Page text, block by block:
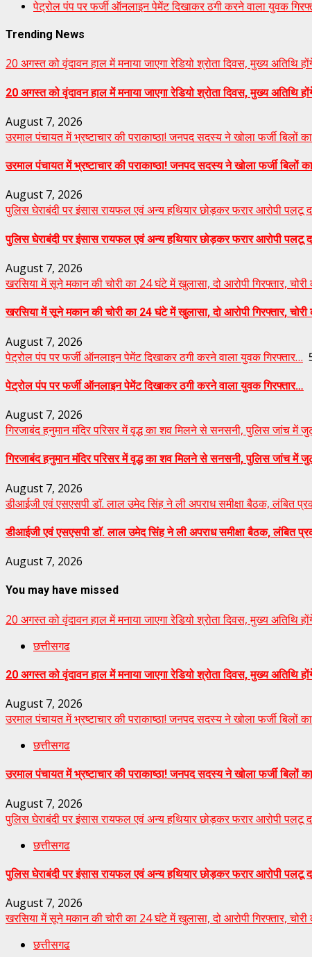
पेट्रोल पंप पर फर्जी ऑनलाइन पेमेंट दिखाकर ठगी करने वाला युवक
Trending News
20 अगस्त को वृंदावन हाल में मनाया जाएगा रेडियो श्रोता दिवस, मुख्य अतिथि
20 अगस्त को वृंदावन हाल में मनाया जाएगा रेडियो श्रोता दिवस, मुख्य अतिथि
August 7, 2026
उरमाल पंचायत में भ्रष्टाचार की पराकाष्ठा! जनपद सदस्य ने खोला फर्जी बिलों
उरमाल पंचायत में भ्रष्टाचार की पराकाष्ठा! जनपद सदस्य ने खोला फर्जी बिलों
August 7, 2026
पुलिस घेराबंदी पर इंसास रायफल एवं अन्य हथियार छोड़कर फरार आरोपी
पुलिस घेराबंदी पर इंसास रायफल एवं अन्य हथियार छोड़कर फरार आरोपी
August 7, 2026
खरसिया में सूने मकान की चोरी का 24 घंटे में खुलासा, दो आरोपी गिरफ्तार, चोरी
खरसिया में सूने मकान की चोरी का 24 घंटे में खुलासा, दो आरोपी गिरफ्तार, चोरी
August 7, 2026
पेट्रोल पंप पर फर्जी ऑनलाइन पेमेंट दिखाकर ठगी करने वाला युवक गिरफ्तार…
पेट्रोल पंप पर फर्जी ऑनलाइन पेमेंट दिखाकर ठगी करने वाला युवक गिरफ्तार…
August 7, 2026
गिरजाबंद हनुमान मंदिर परिसर में वृद्ध का शव मिलने से सनसनी, पुलिस जांच में
गिरजाबंद हनुमान मंदिर परिसर में वृद्ध का शव मिलने से सनसनी, पुलिस जांच में
August 7, 2026
डीआईजी एवं एसएसपी डाॅ. लाल उमेद सिंह ने ली अपराध समीक्षा बैठक, लंबित
डीआईजी एवं एसएसपी डाॅ. लाल उमेद सिंह ने ली अपराध समीक्षा बैठक, लंबित
August 7, 2026
You may have missed
20 अगस्त को वृंदावन हाल में मनाया जाएगा रेडियो श्रोता दिवस, मुख्य अतिथि
छत्तीसगढ
20 अगस्त को वृंदावन हाल में मनाया जाएगा रेडियो श्रोता दिवस, मुख्य अतिथि
August 7, 2026
उरमाल पंचायत में भ्रष्टाचार की पराकाष्ठा! जनपद सदस्य ने खोला फर्जी बिलों
छत्तीसगढ
उरमाल पंचायत में भ्रष्टाचार की पराकाष्ठा! जनपद सदस्य ने खोला फर्जी बिलों
August 7, 2026
पुलिस घेराबंदी पर इंसास रायफल एवं अन्य हथियार छोड़कर फरार आरोपी
छत्तीसगढ
पुलिस घेराबंदी पर इंसास रायफल एवं अन्य हथियार छोड़कर फरार आरोपी
August 7, 2026
खरसिया में सूने मकान की चोरी का 24 घंटे में खुलासा, दो आरोपी गिरफ्तार, चोरी
छत्तीसगढ